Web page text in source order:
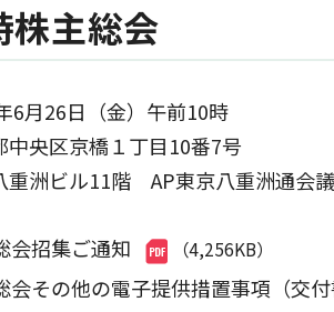
主総会
26日（金）午前10時
京橋１丁目10番7号
階 AP東京八重洲通会議
会招集ご通知 （4,256KB）
その他の電子提供措置事項（交付